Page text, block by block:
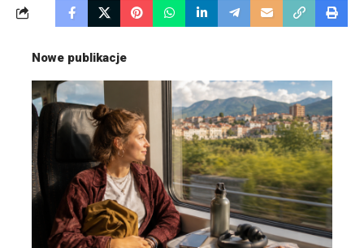
Nowe publikacje